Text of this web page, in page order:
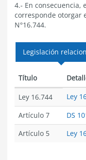
4.- En consecuencia,
corresponde otorgar
N°16.744.
Legislación
Título
Ley 16.744
Ley
Artículo 7
DS
Artículo 5
Ley